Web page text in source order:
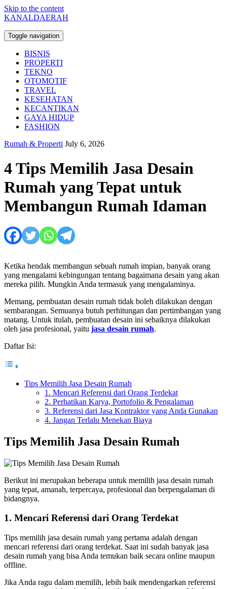
Skip to the content
KANALDAERAH
Toggle navigation
BISNIS
PROPERTI
TEKNO
OTOMOTIF
TRAVEL
KESEHATAN
KECANTIKAN
GAYA HIDUP
FASHION
Rumah & Properti July 6, 2026
4 Tips Memilih Jasa Desain
Rumah yang Tepat untuk
Membangun Rumah Idaman
Ketika hendak membangun sebuah rumah impian, banyak orang
yang mengalami kebingungan tentang bagaimana desain yang akan
mereka pilih. Mungkin Anda termasuk yang mengalaminya.
Memang, pembuatan desain rumah tidak boleh dilakukan dengan
sembarangan. Semuanya butuh perhitungan dan pertimbangan yang
matang. Untuk itulah, pembuatan desain ini sebaiknya dilakukan
oleh jasa profesional, yaitu jasa desain rumah.
Daftar Isi:
Tips Memilih Jasa Desain Rumah
1. Mencari Referensi dari Orang Terdekat
2. Perhatikan Karya, Portofolio & Pengalaman
3. Referensi dari Jasa Kontraktor yang Anda Gunakan
4. Jangan Terlalu Menekan Biaya
Tips Memilih Jasa Desain Rumah
Berikut ini merupakan beberapa untuk memilih jasa desain rumah
yang tepat, amanah, terpercaya, profesional dan berpengalaman di
bidangnya.
1. Mencari Referensi dari Orang Terdekat
Tips memilih jasa desain rumah yang pertama adalah dengan
mencari referensi dari orang terdekat. Saat ini sudah banyak jasa
desain rumah yang bisa Anda temukan baik secara online maupun
offline.
Jika Anda ragu dalam memilih, lebih baik mendengarkan referensi